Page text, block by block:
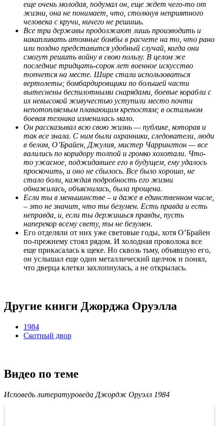
еще очень молодая, подумал он, еще ждет чего-то от
жизни, она не понимает, что, столкнув неприятного
человека с кручи, ничего не решишь.
Все три державы продолжают лишь производить и
накапливать атомные бомбы в расчете на то, что рано
или поздно представится удобный случай, когда они
смогут решить войну в свою пользу. В целом же
последние тридцать-сорок лет военное искусство
топчется на месте. Шире стали использоваться
вертолеты; бомбардировщики по большей части
вытеснены беспилотными снарядами, боевые корабли с
их невысокой живучестью уступили место почти
непотопляемым плавающим крепостям; в остальном
боевая техника изменилась мало.
Он рассказывал всю свою жизнь — публике, которая и
так все знала. С ним были охранники, следователи, люди
в белом, О’Брайен, Джулия, мистер Чаррингтон — все
валились по коридору толпой и громко хохотали. Что-
то ужасное, поджидавшее его в будущем, ему удалось
проскочить, и оно не сбылось. Все было хорошо, не
стало боли, каждая подробность его жизни
обнажилась, объяснилась, была прощена.
Если ты в меньшинстве – и даже в единственном числе,
– это не значит, что ты безумен. Есть правда и есть
неправда, и, если ты держишься правды, пусть
наперекор всему свету, ты не безумен.
Его отделяли от них уже световые годы, хотя О’Брайен
по-прежнему стоял рядом. И холодная проволока все
еще прикасалась к щеке. Но сквозь тьму, объявшую его,
он услышал еще один металлический щелчок и понял,
что дверца клетки захлопнулась, а не открылась.
Другие книги Джорджа Оруэлла
1984
Скотный двор
Видео по теме
Исповедь литературоведа Джордж Оруэлл 1984